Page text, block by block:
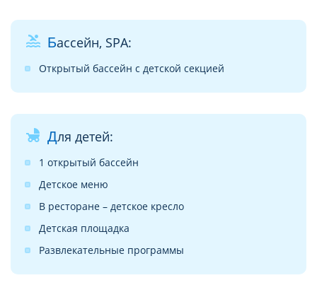
pool Бассейн, SPA:
Открытый бассейн с детской секцией
child_friendly Для детей:
1 открытый бассейн
Детское меню
В ресторане – детское кресло
Детская площадка
Развлекательные программы